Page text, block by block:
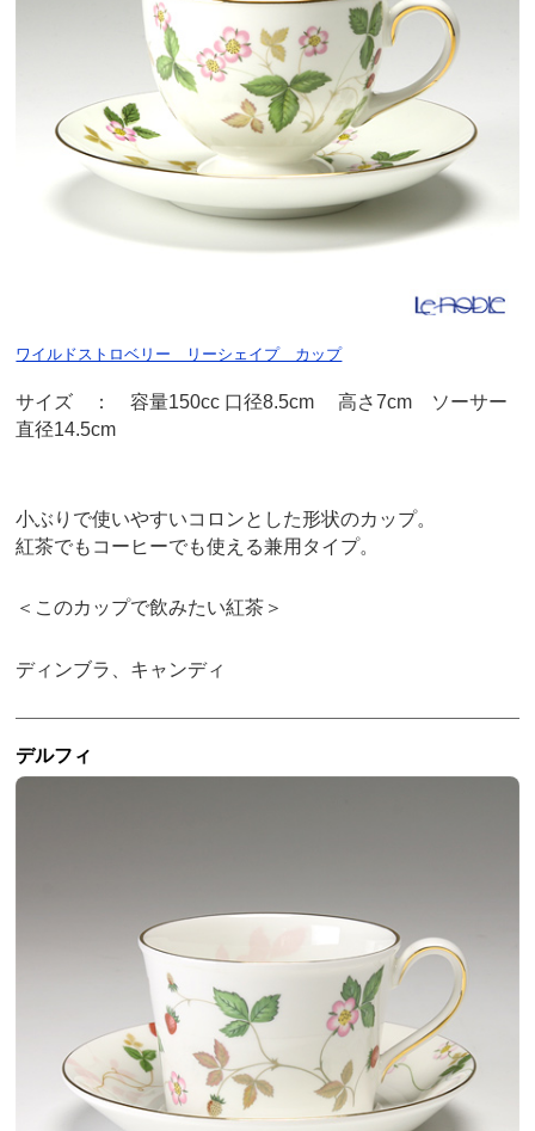
ワイルドストロベリー リーシェイプ カップ
サイズ ： 容量150cc 口径8.5cm 高さ7cm ソーサー
直径14.5cm
小ぶりで使いやすいコロンとした形状のカップ。
紅茶でもコーヒーでも使える兼用タイプ。
＜このカップで飲みたい紅茶＞
ディンブラ、キャンディ
デルフィ